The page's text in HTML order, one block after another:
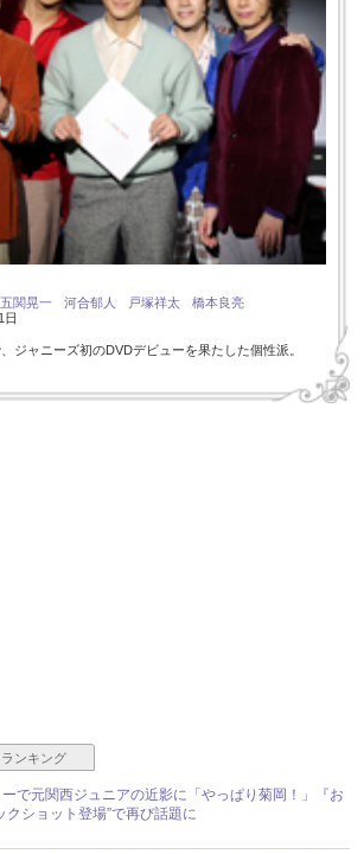
五関晃一 河合郁人 戸塚祥太
橋本良亮
日
ジャニーズ初のDVDデビューを果たした個性派。
ランキング
で元関西ジュニアの近影に「やっぱり菊岡！」『お
クショット登場”で再び話題に